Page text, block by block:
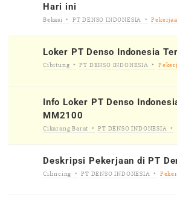
Hari ini
Bekasi PT DENSO INDONESIA
Loker PT Denso Indonesia
Cibitung PT DENSO INDONESIA
Info Loker PT Denso
MM2100
Cikarang Barat PT DENSO INDONESIA
Deskripsi Pekerjaan di PT
Cilincing PT DENSO INDONESIA